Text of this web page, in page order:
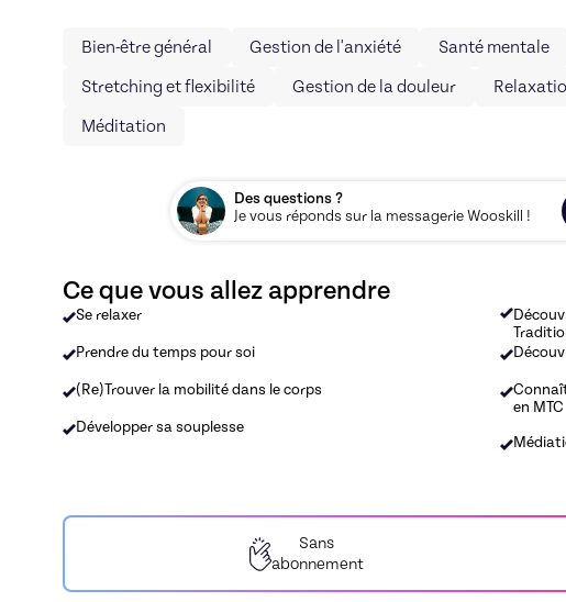
Bien-être général Gestion de l'anxiété Santé mentale
Stretching et flexibilité
Gestion de la douleur
Méditation
Des questions ?
Je vous réponds sur la messagerie Wooskill !
Ce que vous allez apprendre
Se relaxer
Prendre du temps pour soi
(Re)Trouver la mobilité dans le corps
Développer sa souplesse
en MTC
Sans
abonnement